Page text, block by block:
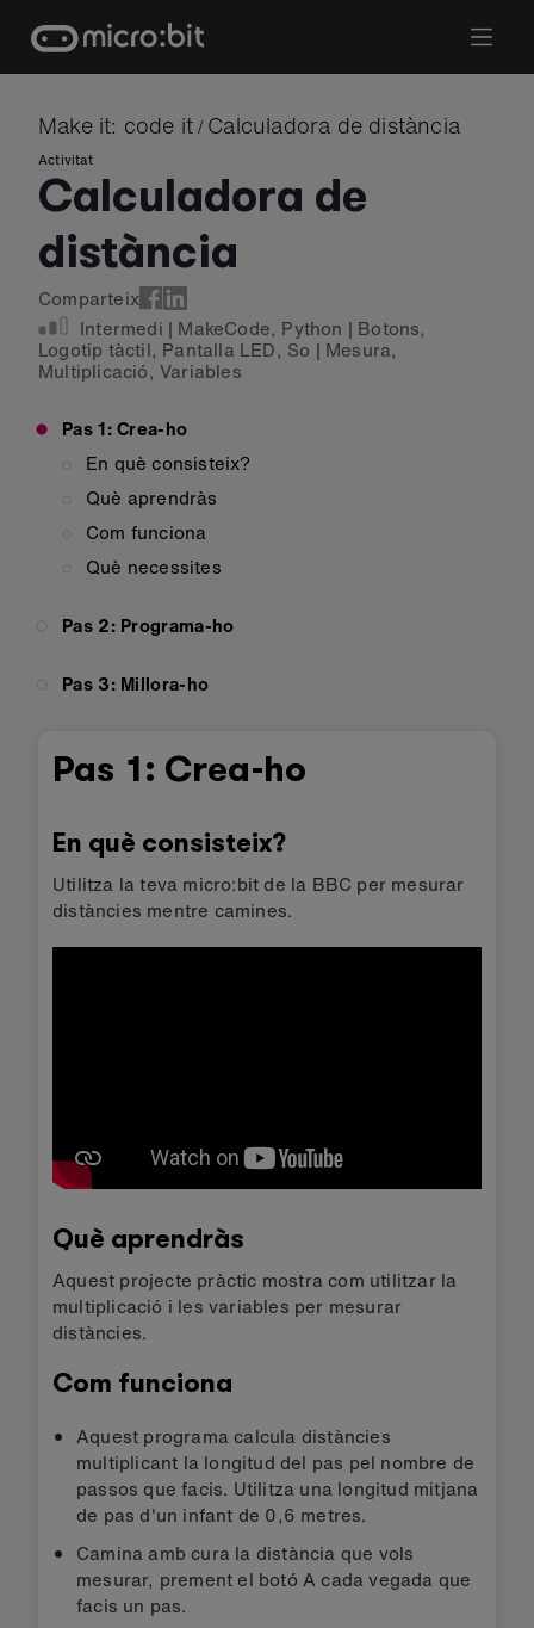
content
Make it: code it / Calculadora de distància
Activitat
Calculadora de
distància
Comparteix
Intermedi | MakeCode, Python | Botons,
Logotip tàctil, Pantalla LED, So | Mesura,
Multiplicació,Variables
Pas 1: Crea-ho
En què consisteix?
Què aprendràs
Com funciona
Què necessites
Pas 2: Programa-ho
Pas 3: Millora-ho
Pas 1: Crea-ho
En què consisteix?
Utilitza la teva micro:bit de la BBC per mesurar
distàncies mentre camines.
Què aprendràs
Aquest projecte pràctic mostra com utilitzar la
multiplicació i les variables per mesurar
distàncies.
Com funciona
Aquest programa calcula distàncies
multiplicant la longitud del pas pel nombre de
passos que facis. Utilitza una longitud mitjana
de pas d'un infant de 0,6 metres.
Camina amb cura la distància que vols
mesurar, prement el botó A cada vegada que
facis un pas.